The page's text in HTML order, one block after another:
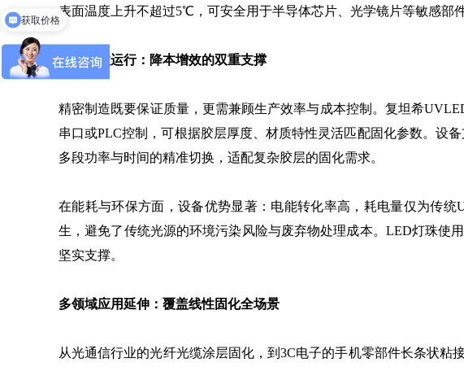
表面温度上升不超过5℃，可安全用于半导体芯片、光学镜片等敏感部
智能高效运行：降本增效的双重支撑
精密制造既要保证质量，更需兼顾生产效率与成本控制。复坦希
串口或PLC控制，可根据胶层厚度、材质特性灵活匹配固化参数。设
多段功率与时间的精准切换，适配复杂胶层的固化需求。
在能耗与环保方面，设备优势显著：电能转化率高，耗电量仅为传
生，避免了传统光源的环境污染风险与废弃物处理成本。LED灯珠使
坚实支撑。
多领域应用延伸：覆盖线性固化全场景
从光通信行业的光纤光缆涂层固化，到3C电子的手机零部件长条状
获取价格